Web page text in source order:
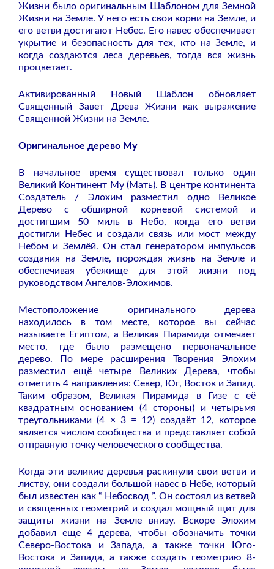
Жизни было оригинальным Шаблоном для Земной
Жизни на Земле. У него есть свои корни на Земле, и
его ветви достигают Небес. Его навес обеспечивает
укрытие и безопасность для тех, кто на Земле, и
когда создаются леса деревьев, тогда вся жизнь
процветает.
Активированный Новый Шаблон обновляет
Священный Завет Древа Жизни как выражение
Священной Жизни на Земле.
Оригинальное дерево Му
В начальное время существовал только один
Великий Континент Му (Мать). В центре континента
Создатель / Элохим разместил одно Великое
Дерево с обширной корневой системой и
достигшим 50 миль в Небо, когда его ветви
достигли Небес и создали связь или мост между
Небом и Землёй. Он стал генератором импульсов
создания на Земле, порождая жизнь на Земле и
обеспечивая убежище для этой жизни под
руководством Ангелов-Элохимов.
Местоположение оригинального дерева
находилось в том месте, которое вы сейчас
называете Египтом, а Великая Пирамида отмечает
место, где было размещено первоначальное
дерево. По мере расширения Творения Элохим
разместил ещё четыре Великих Дерева, чтобы
отметить 4 направления: Север, Юг, Восток и Запад.
Таким образом, Великая Пирамида в Гизе с её
квадратным основанием (4 стороны) и четырьмя
треугольниками (4 × 3 = 12) создаёт 12, которое
является числом сообщества и представляет собой
отправную точку человеческого сообщества.
Когда эти великие деревья раскинули свои ветви и
листву, они создали большой навес в Небе, который
был известен как “ Небосвод ”. Он состоял из ветвей
и священных геометрий и создал мощный щит для
защиты жизни на Земле внизу. Вскоре Элохим
добавил еще 4 дерева, чтобы обозначить точки
Северо-Востока и Запада, а также точки Юго-
Востока и Запада, а также создать геометрию 8-